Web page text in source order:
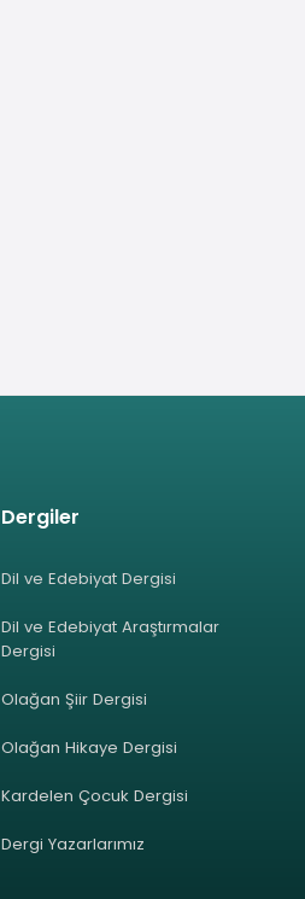
Dergiler
Dil ve Edebiyat Dergisi
Dil ve Edebiyat Araştırmalar
Dergisi
Olağan Şiir Dergisi
Olağan Hikaye Dergisi
Kardelen Çocuk Dergisi
Dergi Yazarlarımız